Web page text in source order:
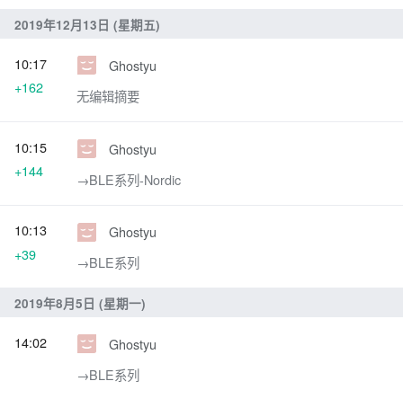
2019年12月13日 (星期五)
Ghostyu
无编辑摘要
10:17
+162
Ghostyu
→‎BLE系列-Nordic
10:15
+144
Ghostyu
→‎BLE系列
10:13
+39
2019年8月5日 (星期一)
Ghostyu
→‎BLE系列
14:02